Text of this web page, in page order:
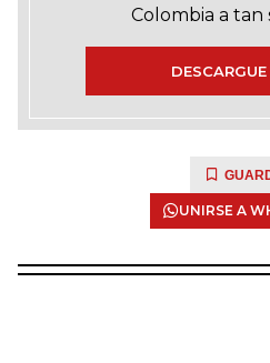
Colombia a tan
UNIRSE A